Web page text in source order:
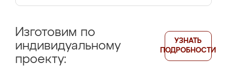
Изготовим по
индивидуальному
проекту:
УЗНАТЬ
ПОДРОБНОСТИ